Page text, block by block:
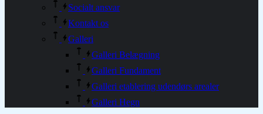
Socialt ansvar
Kontakt os
Galleri
Galleri Belægning
Galleri Fundament
Galleri etablering udendørs arealer
Galleri Hegn